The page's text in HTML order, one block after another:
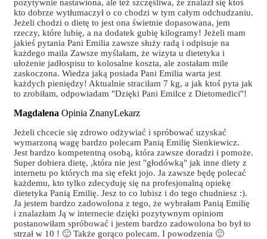
pozytywnie nastawiona, ale też szczęśliwa, że znalazł się ktoś
kto dobrze wytłumaczył o co chodzi w tym całym odchudzaniu.
Jeżeli chodzi o dietę to jest ona świetnie dopasowana, jem
rzeczy, które lubię, a na dodatek gubię kilogramy! Jeżeli mam
jakieś pytania Pani Emilia zawsze służy radą i odpisuje na
każdego maila Zawsze myślałam, że wizyta u dietetyka i
ułożenie jadłospisu to kolosalne koszta, ale zostałam mile
zaskoczona. Wiedza jaką posiada Pani Emilia warta jest
każdych pieniędzy! Aktualnie straciłam 7 kg, a jak ktoś pyta jak
to zrobiłam, odpowiadam "Dzięki Pani Emilce z Dietomedici"!
Magdalena Opinia ZnanyLekarz
Jeżeli chcecie się zdrowo odżywiać i spróbować uzyskać
wymarzoną wagę bardzo polecam Panią Emilię Sienkiewicz.
Jest bardzo kompetentną osobą, która zawsze doradzi i pomoże.
Super dobiera dietę, ,która nie jest "głodówką" jak inne diety z
internetu po których ma się efekt jojo. Ja zawsze będę polecać
każdemu, kto tylko zdecyduję się na profesjonalną opiekę
dietetyka Panią Emilię. Jesz to co lubisz i do tego chudniesz :).
Ja jestem bardzo zadowolona z tego, że wybrałam Panią Emilię
i znalazłam Ją w internecie dzięki pozytywnym opiniom
postanowiłam spróbować i jestem bardzo zadowolona bo był to
strzał w 10 ! 🙂 Także gorąco polecam. I powodzenia 🙂